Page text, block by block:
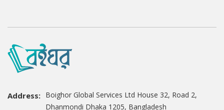
Address: Boighor Global Services Ltd House 32, Road 2,
Dhanmondi Dhaka 1205, Bangladesh